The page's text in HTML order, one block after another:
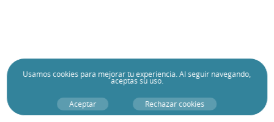
Usamoscookies para mejorar tu experiencia. Al seguir navegando,
aceptas su uso.
Aceptar Rechazar cookies